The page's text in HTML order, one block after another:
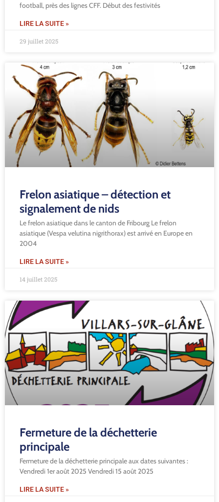
football, près des lignes CFF. Début des festivités
LIRE LA SUITE »
29 juillet 2025
Frelon asiatique – détection et
signalement de nids
Le frelon asiatique dans le canton de Fribourg Le frelon
asiatique (Vespa velutina nigrithorax) est arrivé en Europe en
2004
LIRE LA SUITE »
14 juillet 2025
Fermeture de la déchetterie
principale
Fermeture de la déchetterie principale aux dates suivantes :
Vendredi 1er août 2025 Vendredi 15 août 2025
LIRE LA SUITE »